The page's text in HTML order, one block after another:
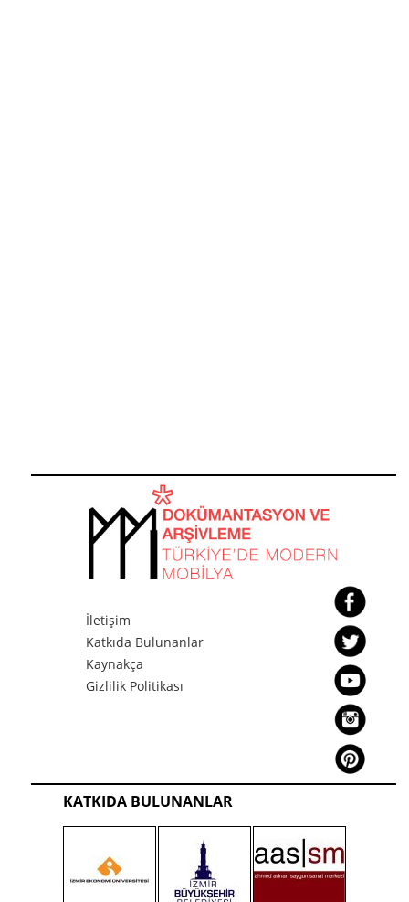
İletişim
Katkıda Bulunanlar
Kaynakça
Gizlilik Politikası
KATKIDA BULUNANLAR